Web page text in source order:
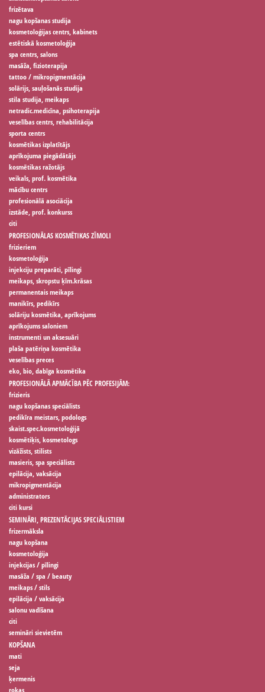
frizētava
nagu kopšanas studija
kosmetoloģijas centrs, kabinets
estētiskā kosmetoloģija
spa centrs, salons
masāža, fizioterapija
tattoo / mikropigmentācija
solārijs, sauļošanās studija
stila studija, meikaps
netradic.medicīna, psihoterapija
veselības centrs, rehabilitācija
sporta centrs
kosmētikas izplatītājs
aprīkojuma piegādātājs
kosmētikas ražotājs
veikals, prof. kosmētika
mācību centrs
profesionālā asociācija
izstāde, prof. konkurss
citi
PROFESIONĀLAS KOSMĒTIKAS ZĪMOLI
frizieriem
kosmetoloģija
injekciju preparāti, pīlingi
meikaps, skropstu ķīm.krāsas
permanentais meikaps
manikīrs, pedikīrs
solāriju kosmētika, aprīkojums
aprīkojums saloniem
instrumenti un aksesuāri
plaša patēriņa kosmētika
veselības preces
eko, bio, dabīga kosmētika
PROFESIONĀLĀ APMĀCĪBA PĒC PROFESIJĀM:
frizieris
nagu kopšanas speciālists
pedikīra meistars, podologs
skaist.spec.kosmetoloģijā
kosmētiķis, kosmetologs
vizāžists, stilists
masieris, spa speciālists
epilācija, vaksācija
mikropigmentācija
administrators
citi kursi
SEMINĀRI, PREZENTĀCIJAS SPECIĀLISTIEM
frizermāksla
nagu kopšana
kosmetoloģija
injekcijas / pīlingi
masāža / spa / beauty
meikaps / stils
epilācija / vaksācija
salonu vadīšana
citi
semināri sievietēm
KOPŠANA
mati
seja
ķermenis
rokas